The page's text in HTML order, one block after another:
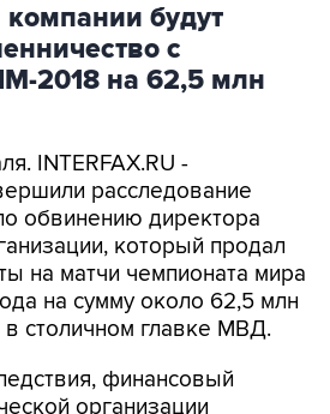
будут
с
2018 на 62,5 млн
INTERFAX.RU -
расследование
обвинению директора
который продал
на матчи чемпионата мира
на сумму около 62,5 млн
столичном главке МВД.
финансовый
организации